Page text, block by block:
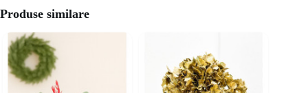
Produse similare